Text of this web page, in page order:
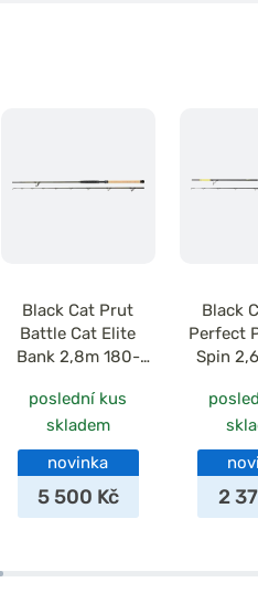
Black Cat Prut
Battle Cat Elite
Bank 2,8m 180-
poslední kus
skladem
novinka
5 500 Kč
Black
Perfect
Spin
2